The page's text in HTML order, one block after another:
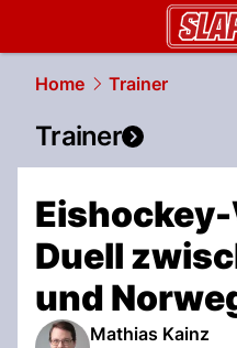
Home Trainer
Trainer
Duell
und
Mathias Kainz